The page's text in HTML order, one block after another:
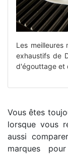
Les meilleures
exhaustifs de
d'égouttage et
Vous êtes
lorsque vous
aussi
marques